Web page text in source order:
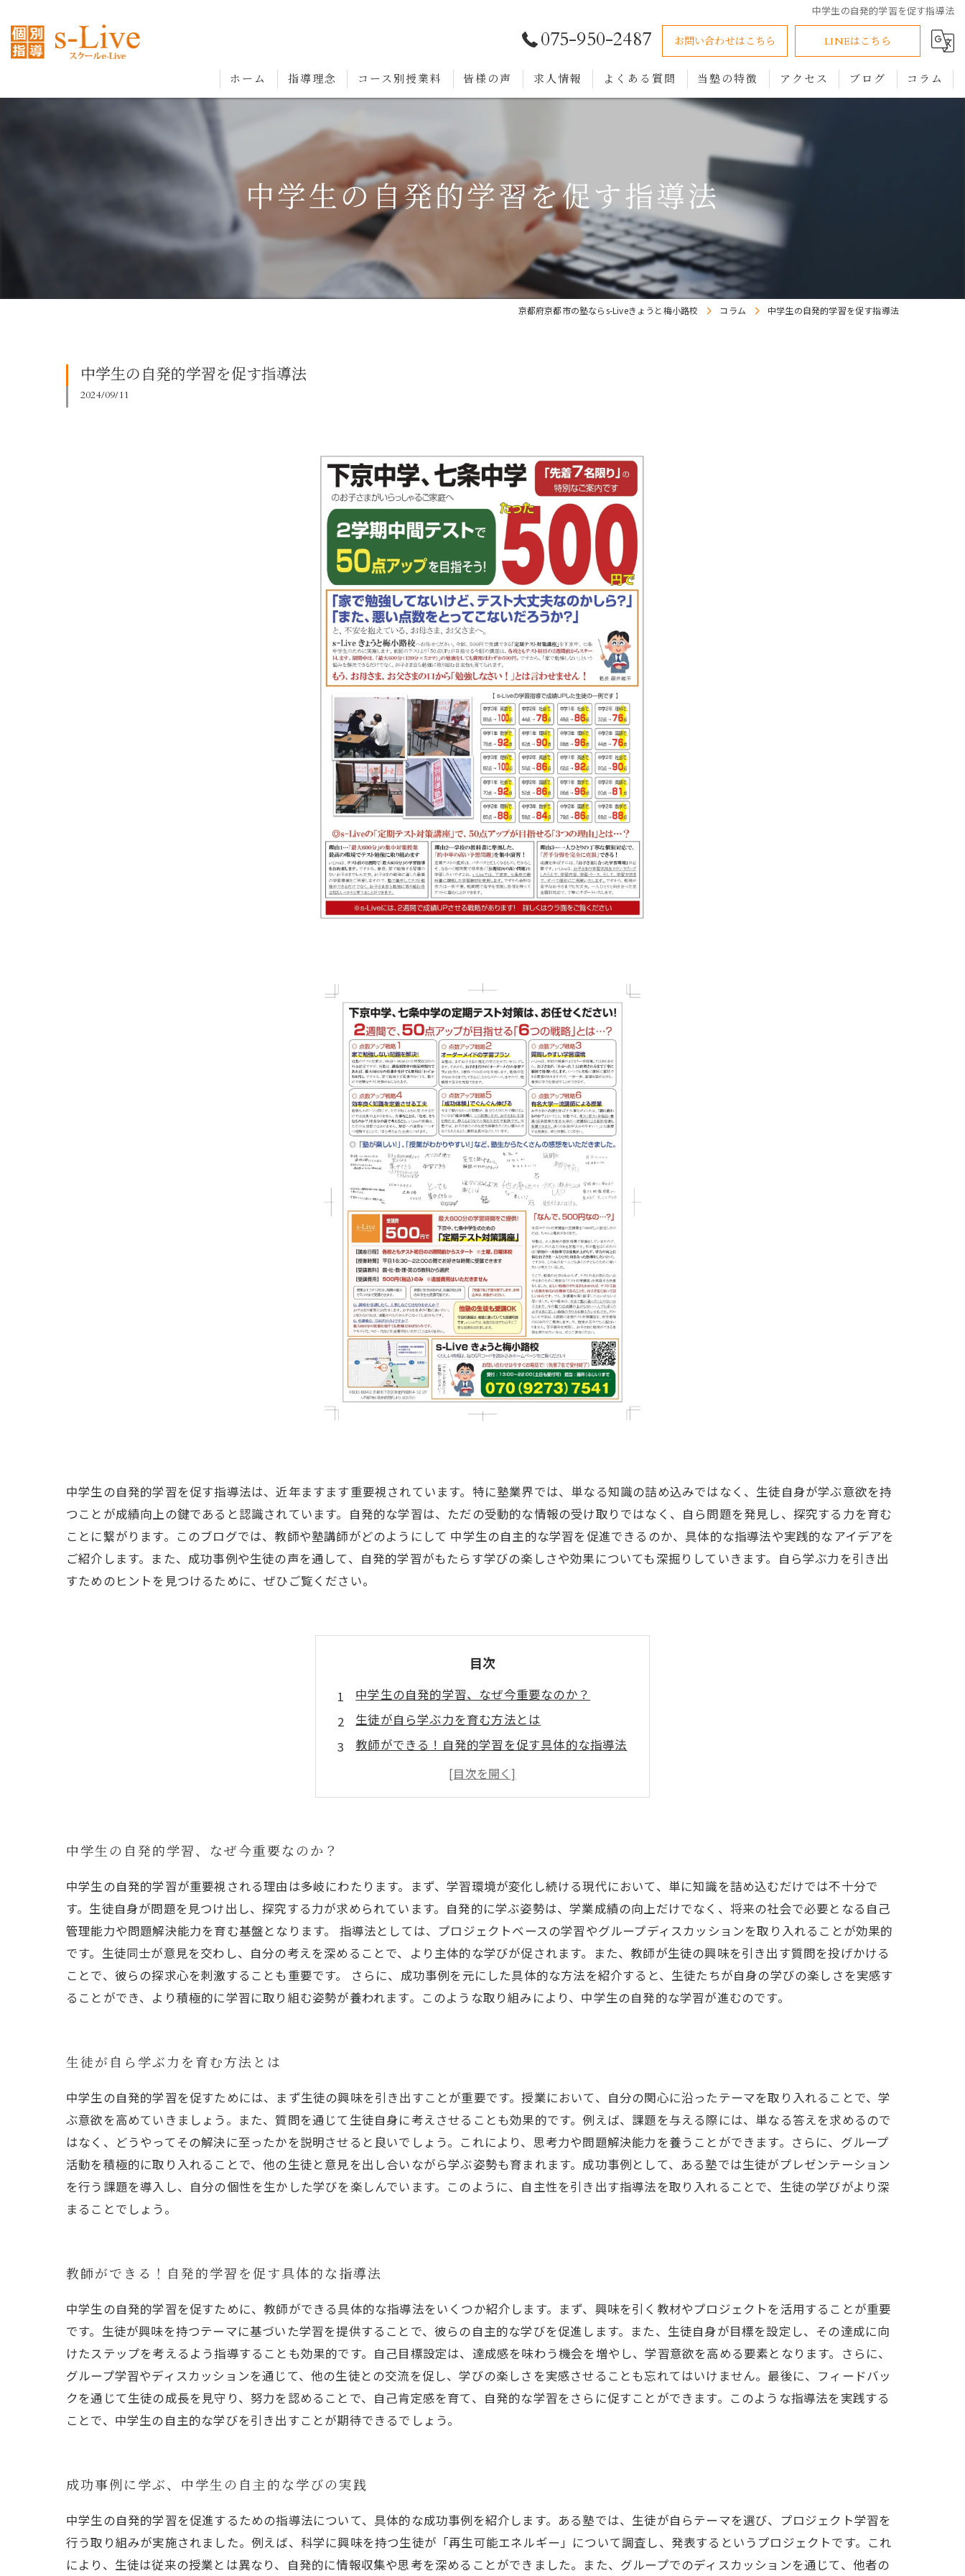
中学生の自発的学習を促す指導法
075-950-2487 お問い合わせはこちら LINEはこちら
ホーム 指導理念 コース別授業料 皆様の声 求人情報 よくある質問 当塾の特徴
中学生
高校生
オンライン
個別指導
アクセス ブログ コラム
中学生の自発的学習を促す指導法
京都府京都市の塾ならs-Liveきょうと梅小路校 コラム 中学生の自発的学習を促す指導法
中学生の自発的学習を促す指導法
2024/09/11
中学生の自発的学習を促す指導法は、近年ますます重要視されています。特に塾業界では、単なる知識の詰め込みではなく、生徒自身が学ぶ意欲を持
つことが成績向上の鍵であると認識されています。自発的な学習は、ただの受動的な情報の受け取りではなく、自ら問題を発見し、探究する力を育む
ことに繋がります。このブログでは、教師や塾講師がどのようにして 中学生の自主的な学習を促進できるのか、具体的な指導法や実践的なアイデアを
ご紹介します。また、成功事例や生徒の声を通して、自発的学習がもたらす学びの楽しさや効果についても深掘りしていきます。自ら学ぶ力を引き出
すためのヒントを見つけるために、ぜひご覧ください。
目次
中学生の自発的学習、なぜ今重要なのか？
生徒が自ら学ぶ力を育む方法とは
教師ができる！自発的学習を促す具体的な指導法
成功事例に学ぶ、中学生の自主的な学びの実践
生徒の声が示す、自発的学習の楽しさと効果
中学生の自発的学習、なぜ今重要なのか？
中学生の自発的学習が重要視される理由は多岐にわたります。まず、学習環境が変化し続ける現代において、単に知識を詰め込むだけでは不十分で
す。生徒自身が問題を見つけ出し、探究する力が求められています。自発的に学ぶ姿勢は、学業成績の向上だけでなく、将来の社会で必要となる自己
管理能力や問題解決能力を育む基盤となります。 指導法としては、プロジェクトベースの学習やグループディスカッションを取り入れることが効果的
です。生徒同士が意見を交わし、自分の考えを深めることで、より主体的な学びが促されます。また、教師が生徒の興味を引き出す質問を投げかける
ことで、彼らの探求心を刺激することも重要です。 さらに、成功事例を元にした具体的な方法を紹介すると、生徒たちが自身の学びの楽しさを実感す
ることができ、より積極的に学習に取り組む姿勢が養われます。このような取り組みにより、中学生の自発的な学習が進むのです。
生徒が自ら学ぶ力を育む方法とは
中学生の自発的学習を促すためには、まず生徒の興味を引き出すことが重要です。授業において、自分の関心に沿ったテーマを取り入れることで、学
ぶ意欲を高めていきましょう。また、質問を通じて生徒自身に考えさせることも効果的です。例えば、課題を与える際には、単なる答えを求めるので
はなく、どうやってその解決に至ったかを説明させると良いでしょう。これにより、思考力や問題解決能力を養うことができます。さらに、グループ
活動を積極的に取り入れることで、他の生徒と意見を出し合いながら学ぶ姿勢も育まれます。成功事例として、ある塾では生徒がプレゼンテーション
を行う課題を導入し、自分の個性を生かした学びを楽しんでいます。このように、自主性を引き出す指導法を取り入れることで、生徒の学びがより深
まることでしょう。
教師ができる！自発的学習を促す具体的な指導法
中学生の自発的学習を促すために、教師ができる具体的な指導法をいくつか紹介します。まず、興味を引く教材やプロジェクトを活用することが重要
です。生徒が興味を持つテーマに基づいた学習を提供することで、彼らの自主的な学びを促進します。また、生徒自身が目標を設定し、その達成に向
けたステップを考えるよう指導することも効果的です。自己目標設定は、達成感を味わう機会を増やし、学習意欲を高める要素となります。さらに、
グループ学習やディスカッションを通じて、他の生徒との交流を促し、学びの楽しさを実感させることも忘れてはいけません。最後に、フィードバッ
クを通じて生徒の成長を見守り、努力を認めることで、自己肯定感を育て、自発的な学習をさらに促すことができます。このような指導法を実践する
ことで、中学生の自主的な学びを引き出すことが期待できるでしょう。
成功事例に学ぶ、中学生の自主的な学びの実践
中学生の自発的学習を促進するための指導法について、具体的な成功事例を紹介します。ある塾では、生徒が自らテーマを選び、プロジェクト学習を
行う取り組みが実施されました。例えば、科学に興味を持つ生徒が「再生可能エネルギー」について調査し、発表するというプロジェクトです。これ
により、生徒は従来の授業とは異なり、自発的に情報収集や思考を深めることができました。また、グループでのディスカッションを通じて、他者の